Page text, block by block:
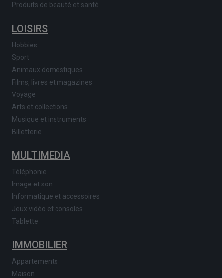
Produits de beauté et santé
LOISIRS
Hobbies
Sport
Animaux domestiques
Films, livres et magazines
Voyage
Arts et collections
Musique et instruments
Billetterie
MULTIMEDIA
Téléphonie
Image et son
Informatique et accessoires
Jeux vidéo et consoles
Tablette
IMMOBILIER
Appartements
Maison